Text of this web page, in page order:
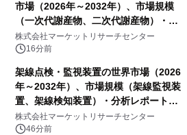
市場（2026年～2032年）、市場規模
（一次代謝産物、二次代謝産物）・分
析レポートを発表
株式会社マーケットリサーチセンター
16分前
架線点検・監視装置の世界市場（2026
年～2032年）、市場規模（架線監視装
置、架線検知装置）・分析レポートを
発表
株式会社マーケットリサーチセンター
46分前